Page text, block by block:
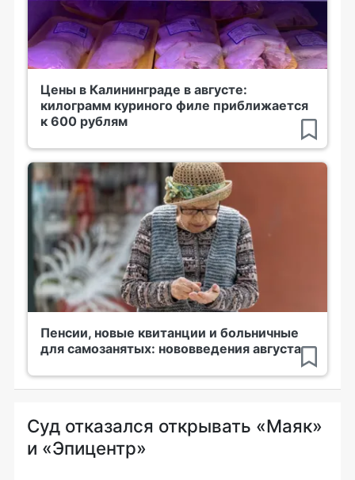
Цены в Калининграде в августе:
килограмм куриного филе приближается
к 600 рублям
Пенсии, новые квитанции и больничные
для самозанятых: нововведения августа
Суд отказался открывать «Маяк»
и «Эпицентр»